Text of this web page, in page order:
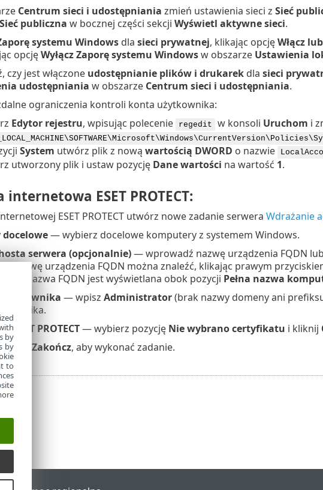
Centrum sieci i udostępniania zmień ustawienia sieci z Sieć
Sieć publiczna w bocznej części sekcji Wyświetl aktywne sieci.
systemu Windowsdla sieci prywatnej, klikając opcjęWłącz
opcjęWyłącz Zaporę systemu Windowsw obszarze Ustawienia
czy jest włączone udostępnianie plików i drukarekdla sieci
udostępniania w obszarze Centrum sieci i udostępniania.
ograniczenia kontroli konta użytkownika:
Edytor rejestru, wpisując polecenie regedit w konsoli Uruchom i
System utwórz plik z nową wartością DWORD o nazwie
utworzony plik i ustaw pozycję Dane wartości na wartość 1.
internetowa ESET PROTECT:
ESET PROTECT utwórz nowe zadanie serwera Wdrażanie
— wybierz docelowe komputery z systemem Windows.
serwera (opcjonalnie)— wprowadź nazwę urządzenia FQDN
(Nazwę urządzenia FQDN można znaleźć, klikając prawym
. Nazwa FQDN jest wyświetlana obok pozycji Pełna nazwa
użytkownika — wpisz Administrator(brak nazwy domeny ani
ESET PROTECT— wybierz pozycję Nie wybrano certyfikatu i kliknij
Zakończ, aby wykonać zadanie.
by
by
to